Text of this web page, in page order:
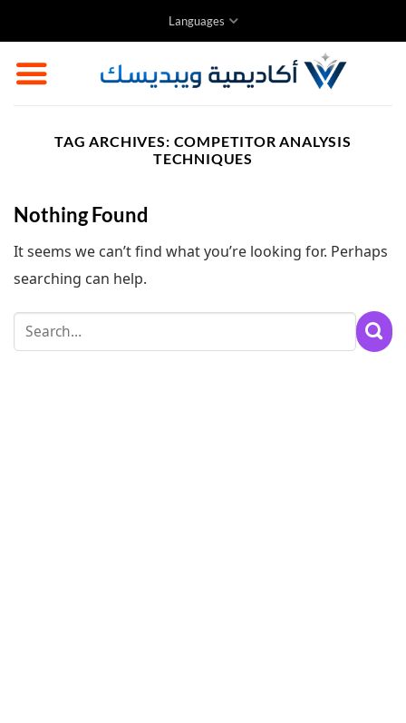
to
content
Languages
TAG ARCHIVES: COMPETITOR ANALYSIS
TECHNIQUES
Nothing Found
It seems we can’t find what you’re looking for. Perhaps
searching can help.